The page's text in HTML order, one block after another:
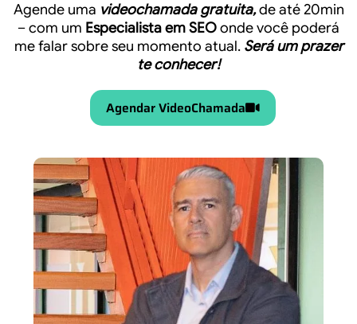
Agende uma videochamada gratuita,de até 20min
– com um Especialista em SEOonde você poderá
me falar sobre seu momento atual. Será um prazer
te conhecer!
Agendar VideoChamada